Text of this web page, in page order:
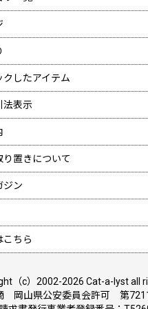
クしたアイテム
法表示
り置きについて
ジン
こちら
（c）2002-2026 Cat-a-lyst all
岡山県公安委員会許可 第